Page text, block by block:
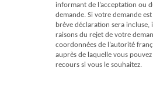
informant de l’acceptation ou
demande. Si votre demande
brève déclaration sera incluse,
raisons du rejet de votre
coordonnées de l’autorité
auprès de laquelle vous
recours si vous le souhaitez.